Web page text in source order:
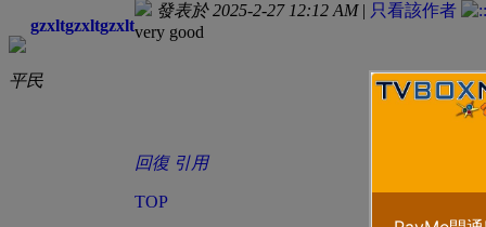
gzxltgzxltgzxlt
平民
發表於 2025-2-27 12:12 AM| 只看該作者
very good
回復 引用
TOP